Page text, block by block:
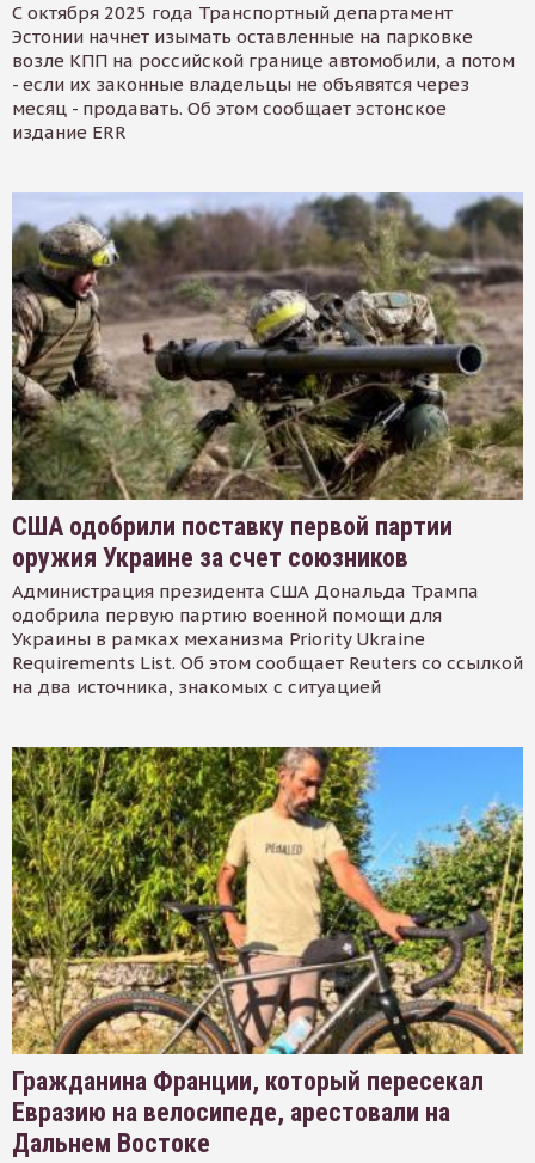
С октября 2025 года Транспортный департамент
Эстонии начнет изымать оставленные на парковке
возле КПП на российской границе автомобили, а потом
- если их законные владельцы не объявятся через
месяц - продавать. Об этом сообщает эстонское
издание ERR
США одобрили поставку первой партии
оружия Украине за счет союзников
Администрация президента США Дональда Трампа
одобрила первую партию военной помощи для
Украины в рамках механизма Priority Ukraine
Requirements List. Об этом сообщает Reuters со ссылкой
на два источника, знакомых с ситуацией
Гражданина Франции, который пересекал
Евразию на велосипеде, арестовали на
Дальнем Востоке